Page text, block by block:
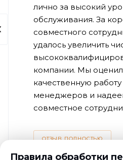
лично за высокий
обслуживания. За
совместного
удалось увеличить
компании. Мы
качественную
менеджеров и
совместное
ОТЗЫВ ПОЛНОСТЬЮ
Правила обработки